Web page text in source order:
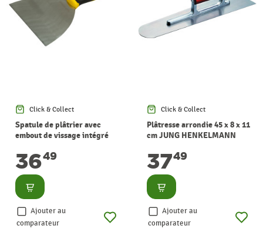
Click & Collect
Spatule de plâtrier avec
embout de vissage intégré
3649
Consulter
Ajouter au
comparateur
Click & Collect
Plâtresse arrondie 45 x 8 x 11
cm JUNG HENKELMANN
3749
Consulter
Ajouter au
comparateur